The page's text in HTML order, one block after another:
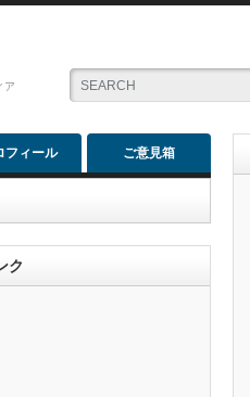
ア
フィール ご意見箱
ク